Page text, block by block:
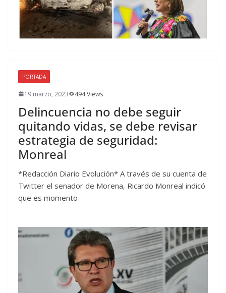
PORTADA
19 marzo, 2023 494 Views
Delincuencia no debe seguir
quitando vidas, se debe revisar
estrategia de seguridad:
Monreal
*Redacción Diario Evolución* A través de su cuenta de
Twitter el senador de Morena, Ricardo Monreal indicó
que es momento